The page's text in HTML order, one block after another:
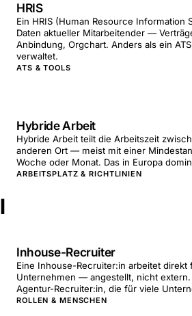
HRIS
Ein HRIS (Human Resource Information
Daten aktueller Mitarbeitender —
Anbindung, Orgchart. Anders als ein
verwaltet.
ATS & TOOLS
Hybride Arbeit
Hybride Arbeit teilt die Arbeitszeit
anderen Ort — meist mit einer
Woche oder Monat. Das in Europa
ARBEITSPLATZ & RICHTLINIEN
I
Inhouse-Recruiter
Eine Inhouse-Recruiter:in arbeitet direkt
Unternehmen — angestellt, nicht
Agentur-Recruiter:in, die für viele
ROLLEN & MENSCHEN